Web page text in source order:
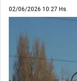
02/06/2026 10:27 Hs.